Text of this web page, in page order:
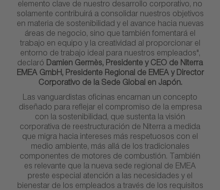
elemento clave de nuestro desarrollo corporativo, no
solamente contribuirá a consolidar nuestros objetivos
en materia de sostenibilidad y el avance hacia nuevas
áreas de negocio, sino que también fomentará el
trabajo en equipo y la creatividad al proporcionar el
entorno de trabajo ideal para nuestros empleados",
declaró Damien Germès, Presidente y CEO de Niterra
EMEA GmbH, Presidente Regional de EMEA y Director
Corporativo de la Sede Global en Japón.
Las vanguardistas oficinas encarnan un concepto
diseñado para reflejar el compromiso de la empresa
con la sostenibilidad, que sustenta la visión
corporativa de reestructuración de Niterra a medida
que migra hacia intereses más respetuosos con el
medio ambiente, más allá de los tradicionales
componentes de motores de combustión. También
es relevante que la nueva sede regional de EMEA
preste especial atención a las necesidades y el
bienestar de los empleados a través de los requisitos